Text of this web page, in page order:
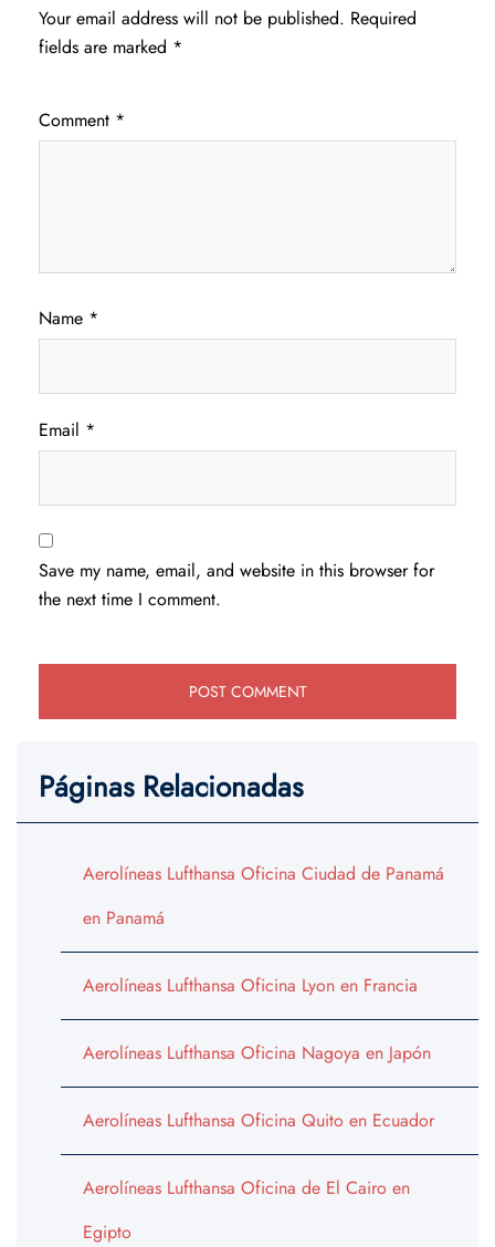
Your email address will not be published. Required
fields are marked *
Comment *
Name *
Email *
Save my name, email, and website in this browser for
the next time I comment.
Páginas Relacionadas
Aerolíneas Lufthansa Oficina Ciudad de Panamá
en Panamá
Aerolíneas Lufthansa Oficina Lyon en Francia
Aerolíneas Lufthansa Oficina Nagoya en Japón
Aerolíneas Lufthansa Oficina Quito en Ecuador
Aerolíneas Lufthansa Oficina de El Cairo en
Egipto